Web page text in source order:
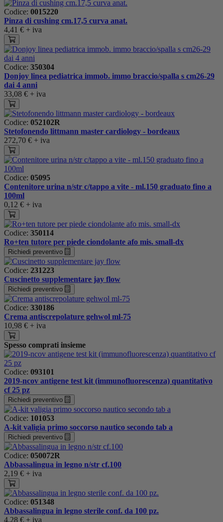
Codice: 0015220
Pinza di cushing cm.17,5 curva anat.
4,41 € + iva
Codice: 350304
Donjoy linea pediatrica immob. immo braccio/spalla s cm26-29
dai 4 anni
33,08 € + iva
Codice: 052102R
Stetofonendo littmann master cardiology - bordeaux
272,70 € + iva
Codice: 05095
Contenitore urina n/str c/tappo a vite - ml.150 graduato fino a
100ml
0,12 € + iva
Codice: 350114
Ro+ten tutore per piede ciondolante afo mis. small-dx
Richiedi preventivo
Codice: 231223
Cuscinetto supplementare jay flow
Richiedi preventivo
Codice: 330186
Crema antiscrepolature gehwol ml-75
10,98 € + iva
Spesso comprati insieme
Codice: 093101
2019-ncov antigene test kit (immunofluorescenza) quantitativo
cf 25 pz
Richiedi preventivo
Codice: 101053
A-kit valigia primo soccorso nautico secondo tab a
Richiedi preventivo
Codice: 050072R
Abbassalingua in legno n/str cf.100
2,19 € + iva
Codice: 051348
Abbassalingua in legno sterile conf. da 100 pz.
4,28 € + iva